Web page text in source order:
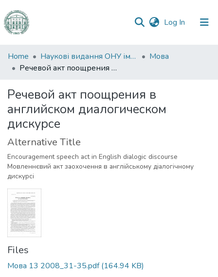
Log In (current)
Communities
&
All of DSpace
Statistics
Home Наукові видання ОНУ імені І. І. Мечникова
Мова
Речевой акт поощрения в английском диалогическом дискурсе
Речевой акт поощрения в
английском диалогическом
дискурсе
Alternative Title
Encouragement speech act in English dialogic discourse
Мовленнєвий акт заохочення в англійському діалогічному
дискурсі
Files
Мова 13 2008_31-35.pdf(164.94 KB)